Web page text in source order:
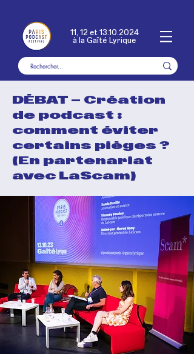
11, 12 et 13.10.2024
à la Gaîté Lyrique
DÉBAT — Création
de podcast :
comment éviter
certains pièges ?
(En partenariat
avec LaScam)